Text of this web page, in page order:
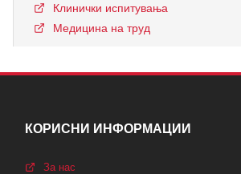
Клинички испитувања
Медицина на труд
КОРИСНИ ИНФОРМАЦИИ
За нас